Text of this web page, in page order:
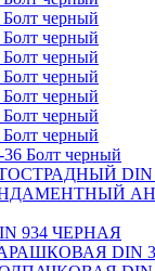
черный
черный
черный
черный
черный
черный
черный
Болт черный
DIN
934 ЧЕРНАЯ
DIN